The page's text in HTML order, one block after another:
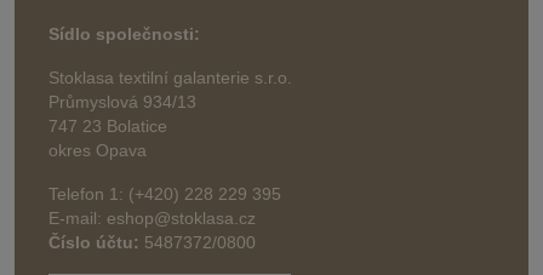
Sídlo společnosti:
Stoklasa textilní galanterie s.r.o.
Průmyslová 934/13
747 23 Bolatice
okres Opava
Telefon 1: (+420) 228 229 395
E-mail: eshop@stoklasa.cz
Číslo účtu: 5487372/0800